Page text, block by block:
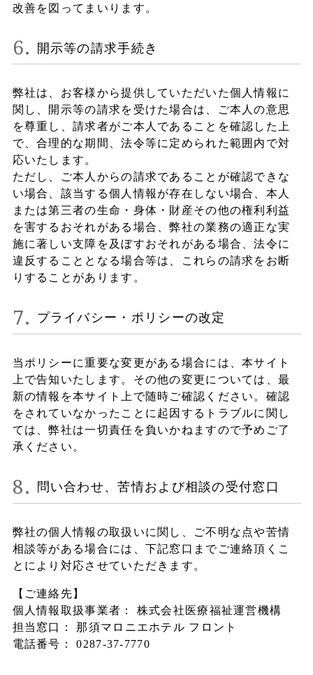
改善を図ってまいります。
開示等の請求手続き
弊社は、お客様から提供していただいた個人情報に
関し、開示等の請求を受けた場合は、ご本人の意思
を尊重し、請求者がご本人であることを確認した上
で、合理的な期間、法令等に定められた範囲内で対
応いたします。
ただし、ご本人からの請求であることが確認できな
い場合、該当する個人情報が存在しない場合、本人
または第三者の生命・身体・財産その他の権利利益
を害するおそれがある場合、弊社の業務の適正な実
施に著しい支障を及ぼすおそれがある場合、法令に
違反することとなる場合等は、これらの請求をお断
りすることがあります。
プライバシー・ポリシーの改定
当ポリシーに重要な変更がある場合には、本サイト
上で告知いたします。その他の変更については、最
新の情報を本サイト上で随時ご確認ください。確認
をされていなかったことに起因するトラブルに関し
ては、弊社は一切責任を負いかねますので予めご了
承ください。
問い合わせ、苦情および相談の受付窓口
弊社の個人情報の取扱いに関し、ご不明な点や苦情
相談等がある場合には、下記窓口までご連絡頂くこ
とにより対応させていただきます。
【ご連絡先】
個人情報取扱事業者： 株式会社医療福祉運営機構
担当窓口： 那須マロニエホテル フロント
電話番号：0287-37-7770